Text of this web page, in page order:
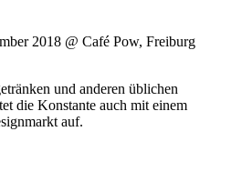
2018 @ Café Pow, Freiburg
und anderen üblichen
die Konstante auch mit einem
auf.